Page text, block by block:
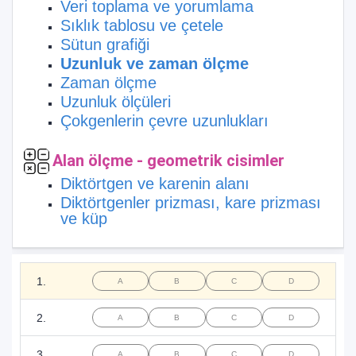
Veri toplama ve yorumlama
Sıklık tablosu ve çetele
Sütun grafiği
Uzunluk ve zaman ölçme
Zaman ölçme
Uzunluk ölçüleri
Çokgenlerin çevre uzunlukları
Alan ölçme - geometrik cisimler
Diktörtgen ve karenin alanı
Diktörtgenler prizması, kare prizması
ve küp
1. A B C D
2. A B C D
A B C D